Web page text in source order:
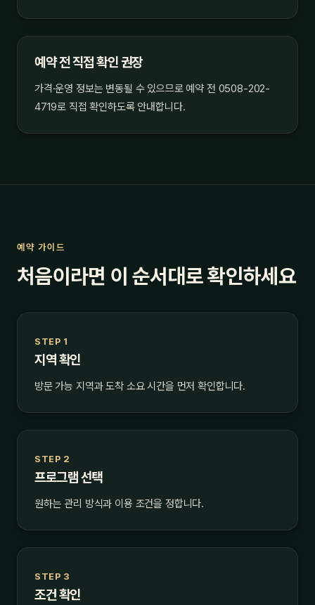
예약 전 직접 확인 권장
가격·운영 정보는 변동될 수 있으므로 예약 전 0508-202-
4719로 직접 확인하도록 안내합니다.
예약 가이드
처음이라면 이 순서대로 확인하세요
STEP 1
지역 확인
방문 가능 지역과 도착 소요 시간을 먼저 확인합니다.
STEP 2
프로그램 선택
원하는 관리 방식과 이용 조건을 정합니다.
STEP 3
조건 확인